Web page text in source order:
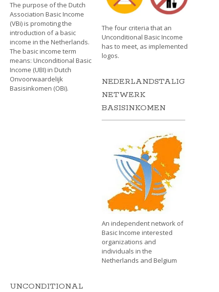
The purpose of the Dutch
Association Basic Income
(VBi) is promoting the
introduction of a basic
income in the Netherlands.
The basic income term
means: Unconditional Basic
Income (UBI) in Dutch
Onvoorwaardelijk
Basisinkomen (OBi).
The four criteria that an
Unconditional Basic Income
has to meet, as implemented
logos.
NEDERLANDSTALIG
NETWERK
BASISINKOMEN
An independent network of
Basic Income interested
organizations and
individuals in the
Netherlands and Belgium
UNCONDITIONAL